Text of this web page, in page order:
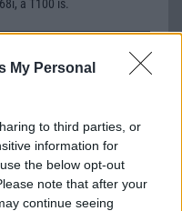
My Personal
to third parties, or
information for
the below opt-out
note that after your
continue seeing
a T100 is.